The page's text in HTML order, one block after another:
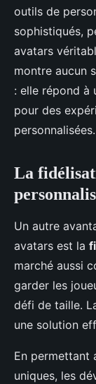
outils de
sophistiqués,
avatars
montre aucun
: elle répond à
pour des
personnalisées.
La
Un autre
avatars est la
marché aussi
garder les
défi de taille.
une solution
En permettant
uniques, les